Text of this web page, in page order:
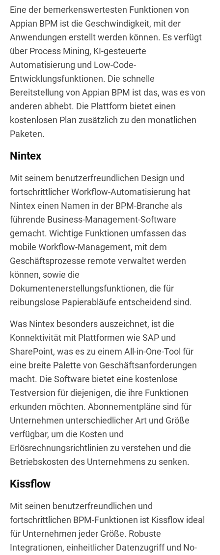
Eine der bemerkenswertesten Funktionen von
Appian BPM ist die Geschwindigkeit, mit der
Anwendungen erstellt werden können. Es verfügt
über Process Mining, KI-gesteuerte
Automatisierung und Low-Code-
Entwicklungsfunktionen. Die schnelle
Bereitstellung von Appian BPM ist das, was es von
anderen abhebt. Die Plattform bietet einen
kostenlosen Plan zusätzlich zu den monatlichen
Paketen.
Nintex
Mit seinem benutzerfreundlichen Design und
fortschrittlicher Workflow-Automatisierung hat
Nintex einen Namen in der BPM-Branche als
führende Business-Management-Software
gemacht. Wichtige Funktionen umfassen das
mobile Workflow-Management, mit dem
Geschäftsprozesse remote verwaltet werden
können, sowie die
Dokumentenerstellungsfunktionen, die für
reibungslose Papierabläufe entscheidend sind.
Was Nintex besonders auszeichnet, ist die
Konnektivität mit Plattformen wie SAP und
SharePoint, was es zu einem All-in-One-Tool für
eine breite Palette von Geschäftsanforderungen
macht. Die Software bietet eine kostenlose
Testversion für diejenigen, die ihre Funktionen
erkunden möchten. Abonnementpläne sind für
Unternehmen unterschiedlicher Art und Größe
verfügbar, um die Kosten und
Erlösrechnungsrichtlinien zu verstehen und die
Betriebskosten des Unternehmens zu senken.
Kissflow
Mit seinen benutzerfreundlichen und
fortschrittlichen BPM-Funktionen ist Kissflow ideal
für Unternehmen jeder Größe. Robuste
Integrationen, einheitlicher Datenzugriff und No-